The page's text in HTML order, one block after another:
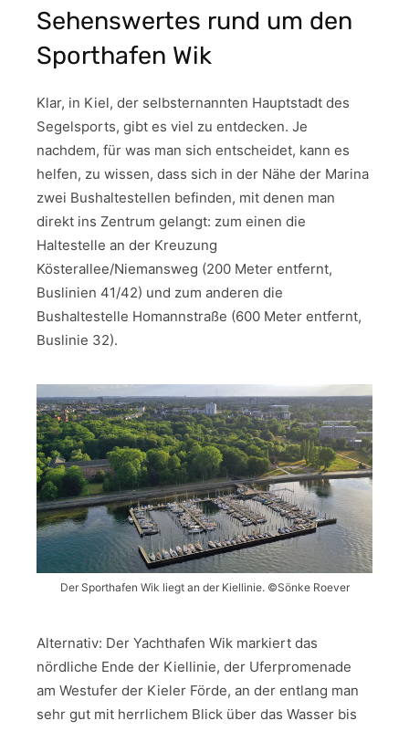
Sehenswertes rund um den
Sporthafen Wik
Klar, in Kiel, der selbsternannten Hauptstadt des
Segelsports, gibt es viel zu entdecken. Je
nachdem, für was man sich entscheidet, kann es
helfen, zu wissen, dass sich in der Nähe der Marina
zwei Bushaltestellen befinden, mit denen man
direkt ins Zentrum gelangt: zum einen die
Haltestelle an der Kreuzung
Kösterallee/Niemansweg (200 Meter entfernt,
Buslinien 41/42) und zum anderen die
Bushaltestelle Homannstraße (600 Meter entfernt,
Buslinie 32).
Der Sporthafen Wik liegt an der Kiellinie. ©️Sönke Roever
Alternativ: Der Yachthafen Wik markiert das
nördliche Ende der Kiellinie, der Uferpromenade
am Westufer der Kieler Förde, an der entlang man
sehr gut mit herrlichem Blick über das Wasser bis